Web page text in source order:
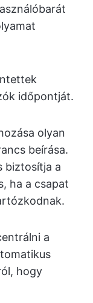
időpontját.
olyan
beírása.
biztosítja a
ha a csapat
a
hogy